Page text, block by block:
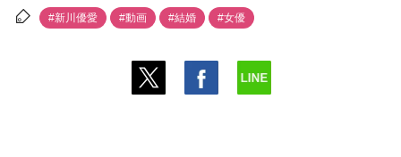
#新川優愛 #動画 #結婚 #女優